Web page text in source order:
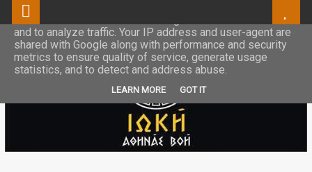
This site uses cookies from Google to deliver its services
and to analyze traffic. Your IP address and user-agent are
shared with Google along with performance and security
metrics to ensure quality of service, generate usage
statistics, and to detect and address abuse.
LEARN MORE GOT IT